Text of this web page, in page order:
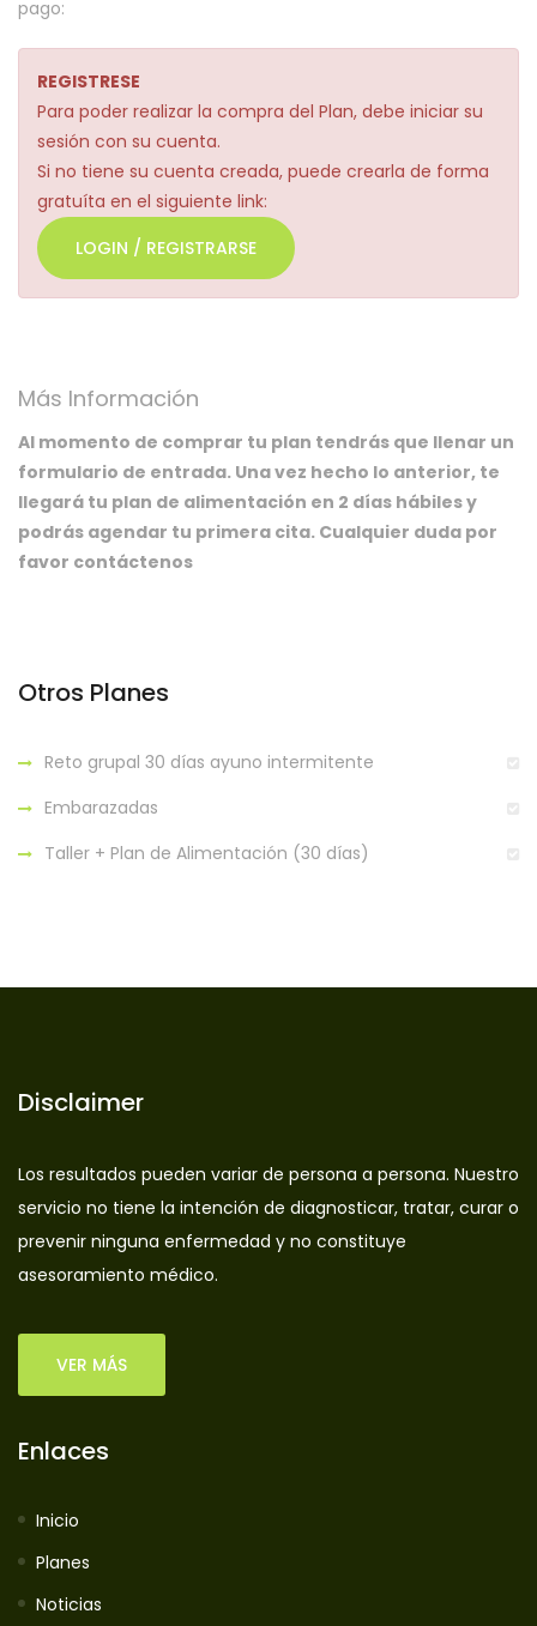
pago:
REGISTRESE
Para poder realizar la compra del Plan, debe iniciar su
sesión con su cuenta.
Si no tiene su cuenta creada, puede crearla de forma
gratuíta en el siguiente link:
LOGIN / REGISTRARSE
Más Información
Al momento de comprar tu plan tendrás que llenar un
formulario de entrada. Una vez hecho lo anterior, te
llegará tu plan de alimentación en 2 días hábiles y
podrás agendar tu primera cita. Cualquier duda por
favor contáctenos
Otros Planes
Reto grupal 30 días ayuno intermitente
Embarazadas
Taller + Plan de Alimentación (30 días)
Disclaimer
Los resultados pueden variar de persona a persona. Nuestro
servicio no tiene la intención de diagnosticar, tratar, curar o
prevenir ninguna enfermedad y no constituye
asesoramiento médico.
VER MÁS
Enlaces
Inicio
Planes
Noticias